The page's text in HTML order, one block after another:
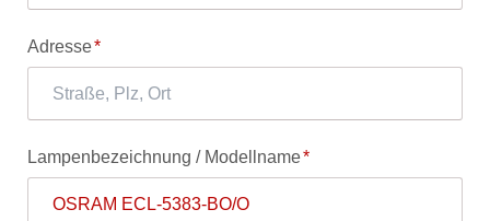
Pflichtfeld
Adresse*
Pflichtfeld
Lampenbezeichnung / Modellname*